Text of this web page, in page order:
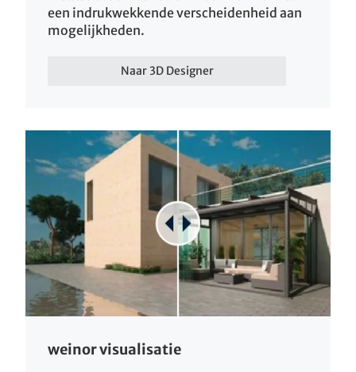
een indrukwekkende verscheidenheid aan
mogelijkheden.
Naar 3D Designer
weinor visualisatie